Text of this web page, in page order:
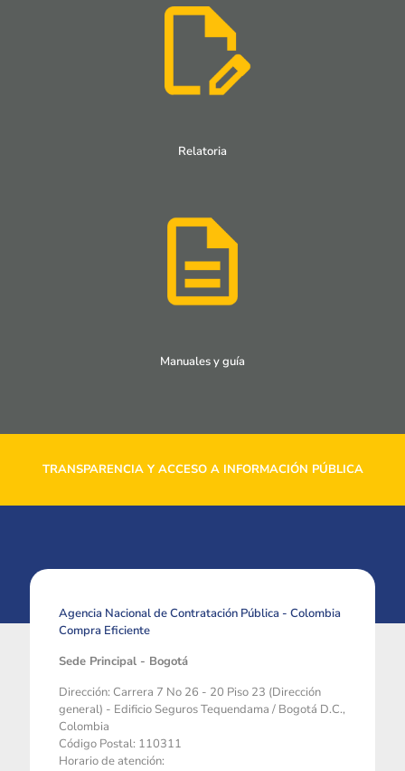
Relatoria
Manuales y guía
TRANSPARENCIA Y ACCESO A INFORMACIÓN PÚBLICA
Agencia Nacional de Contratación Pública - Colombia
Compra Eficiente
Sede Principal - Bogotá
Dirección: Carrera 7 No 26 - 20 Piso 23 (Dirección
general) - Edificio Seguros Tequendama / Bogotá D.C.,
Colombia
Código Postal: 110311
Horario de atención: